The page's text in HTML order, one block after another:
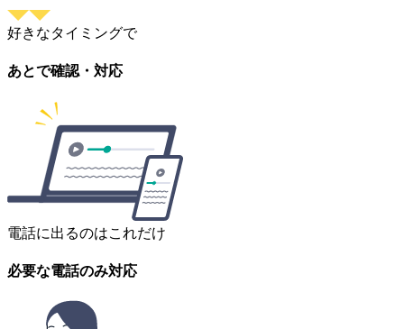
好きなタイミングで
あとで確認・対応
電話に出るのはこれだけ
必要な電話のみ対応